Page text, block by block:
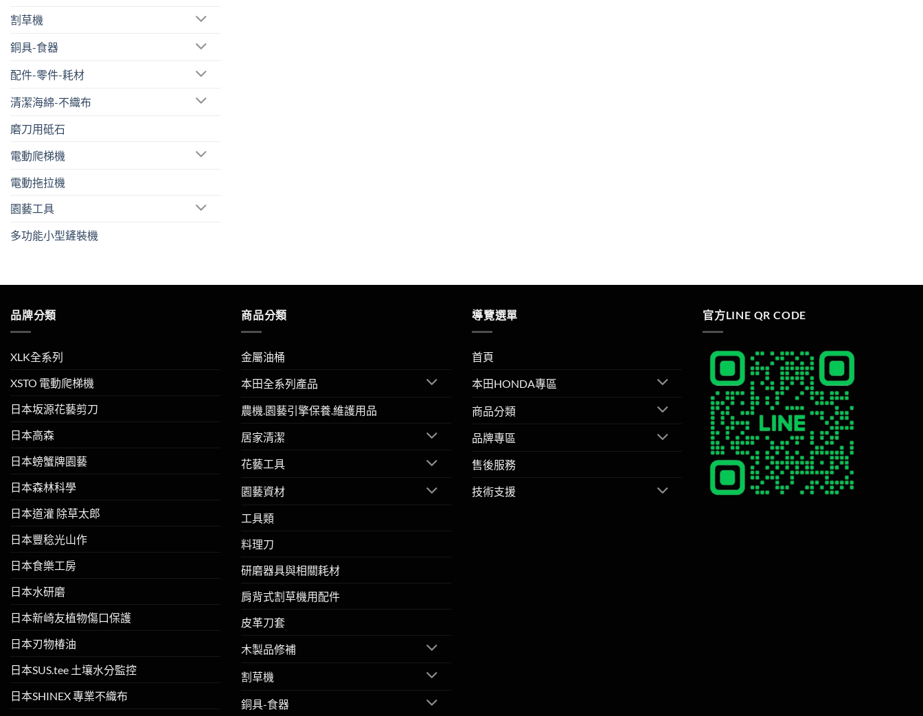
割草機
銅具-食器
配件-零件-耗材
清潔海綿-不織布
磨刀用砥石
電動爬梯機
電動拖拉機
園藝工具
多功能小型鏟裝機
品牌分類
XLK全系列
XSTO 電動爬梯機
日本坂源花藝剪刀
日本高森
日本螃蟹牌園藝
日本森林科學
日本道灌 除草太郎
日本豐稔光山作
日本食樂工房
日本水研磨
日本新崎友植物傷口保護
日本刃物椿油
日本SUS.tee 土壤水分監控
日本SHINEX 專業不織布
商品分類
金屬油桶
本田全系列產品
農機.園藝引擎保養.維護用品
居家清潔
花藝工具
園藝資材
工具類
料理刀
研磨器具與相關耗材
肩背式割草機用配件
皮革刀套
木製品修補
割草機
銅具-食器
導覽選單
首頁
本田HONDA專區
商品分類
品牌專區
售後服務
技術支援
官方LINE QR CODE